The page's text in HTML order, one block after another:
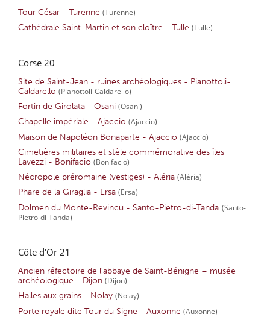
Tour César - Turenne (Turenne)
Cathédrale Saint-Martin et son cloître - Tulle (Tulle)
Corse 20
Site de Saint-Jean - ruines archéologiques - Pianottoli-
Caldarello (Pianottoli-Caldarello)
Fortin de Girolata - Osani (Osani)
Chapelle impériale - Ajaccio (Ajaccio)
Maison de Napoléon Bonaparte - Ajaccio (Ajaccio)
Cimetières militaires et stèle commémorative des îles
Lavezzi - Bonifacio (Bonifacio)
Nécropole préromaine (vestiges) - Aléria (Aléria)
Phare de la Giraglia - Ersa (Ersa)
Dolmen du Monte-Revincu - Santo-Pietro-di-Tanda (Santo-
Pietro-di-Tanda)
Côte d'Or 21
Ancien réfectoire de l’abbaye de Saint-Bénigne – musée
archéologique - Dijon (Dijon)
Halles aux grains - Nolay (Nolay)
Porte royale dite Tour du Signe - Auxonne (Auxonne)